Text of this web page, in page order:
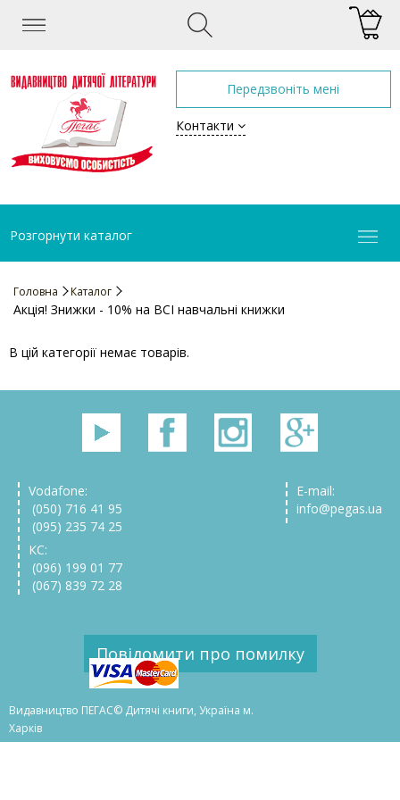
Передзвоніть мені
Контакти
Розгорнути каталог
Головна Каталог
Акція! Знижки - 10% на ВСІ навчальні книжки
В цій категорії немає товарів.
Vodafone:
(050) 716 41 95
(095) 235 74 25
КС:
(096) 199 01 77
(067) 839 72 28
E-mail:
info@pegas.ua
Повідомити про помилку
Видавництво ПЕГАС© Дитячі книги, Україна м.
Харків